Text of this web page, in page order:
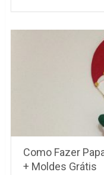
Como Fazer
+ Moldes Grátis